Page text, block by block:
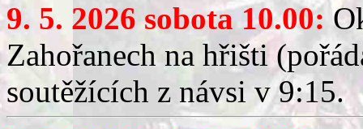
9. 5. 2026 sobota 10.00:
Zahořanech na hřišti
soutěžících z návsi v 9:15.